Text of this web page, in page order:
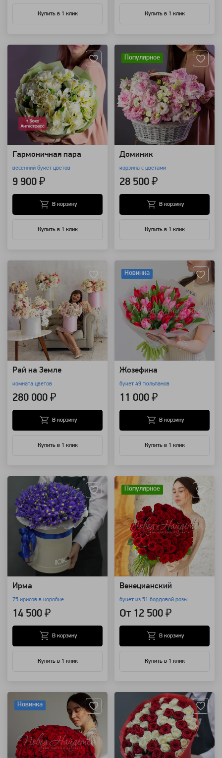
Купить в 1 клик Купить в 1 клик
Гармоничная пара
весенний букет цветов
9 900 ₽
Купить в 1 клик
В корзину
Популярное
Доминик
корзина с цветами
28 500 ₽
Купить в 1 клик
В корзину
Рай на Земле
комната цветов
280 000 ₽
Купить в 1 клик
В корзину
Новинка
Жозефина
букет 49 тюльпанов
11 000 ₽
Купить в 1 клик
В корзину
Ирма
75 ирисов в коробке
14 500 ₽
Купить в 1 клик
В корзину
Популярное
Венецианский
букет из 51 бордовой розы
От 12 500 ₽
Купить в 1 клик
В корзину
Новинка